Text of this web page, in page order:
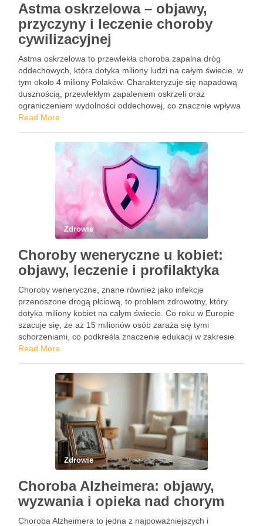
Astma oskrzelowa – objawy,
przyczyny i leczenie choroby
cywilizacyjnej
Astma oskrzelowa to przewlekła choroba zapalna dróg
oddechowych, która dotyka miliony ludzi na całym świecie, w
tym około 4 miliony Polaków. Charakteryzuje się napadową
dusznością, przewlekłym zapaleniem oskrzeli oraz
ograniczeniem wydolności oddechowej, co znacznie wpływa
na jakość życia chorych. W obliczu rosnącej liczby
Read More
Zdrowie
Choroby weneryczne u kobiet:
objawy, leczenie i profilaktyka
Choroby weneryczne, znane również jako infekcje
przenoszone drogą płciową, to problem zdrowotny, który
dotyka miliony kobiet na całym świecie. Co roku w Europie
szacuje się, że aż 15 milionów osób zaraża się tymi
schorzeniami, co podkreśla znaczenie edukacji w zakresie
zdrowia seksualnego. Wiele z tych chorób może przebiegać
Read More
Zdrowie
Choroba Alzheimera: objawy,
wyzwania i opieka nad chorym
Choroba Alzheimera to jedna z najpoważniejszych i